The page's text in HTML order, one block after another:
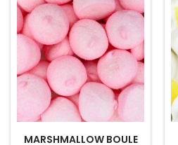
MARSHMALLOW BOULE